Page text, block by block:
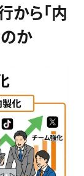
から「内
か